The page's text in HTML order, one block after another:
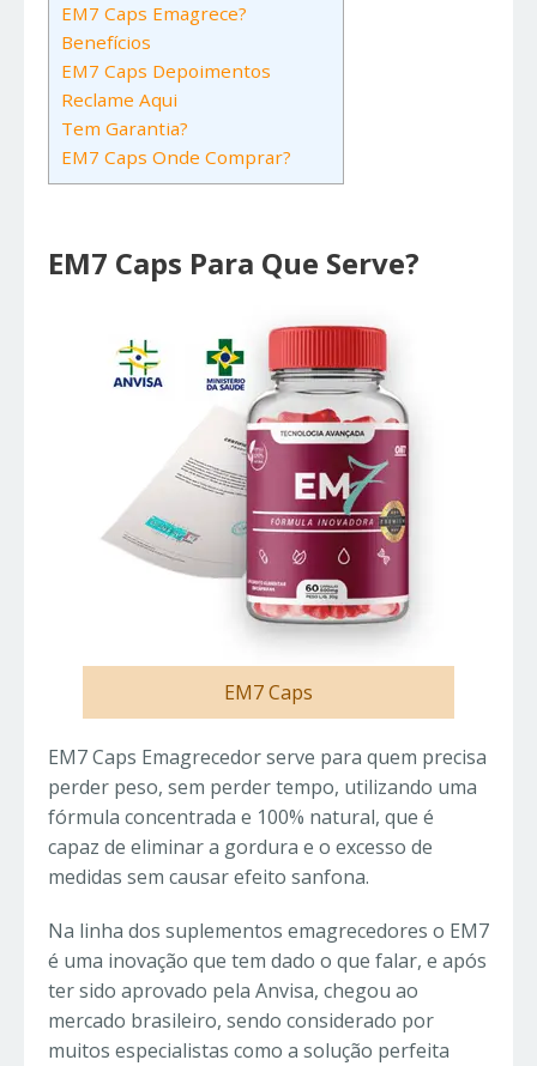
EM7 Caps Emagrece?
Benefícios
EM7 Caps Depoimentos
Reclame Aqui
Tem Garantia?
EM7 Caps Onde Comprar?
EM7 Caps Para Que Serve?
EM7 Caps
EM7 Caps Emagrecedor serve para quem precisa
perder peso, sem perder tempo, utilizando uma
fórmula concentrada e 100% natural, que é
capaz de eliminar a gordura e o excesso de
medidas sem causar efeito sanfona.
Na linha dos suplementos emagrecedores o EM7
é uma inovação que tem dado o que falar, e após
ter sido aprovado pela Anvisa, chegou ao
mercado brasileiro, sendo considerado por
muitos especialistas como a solução perfeita